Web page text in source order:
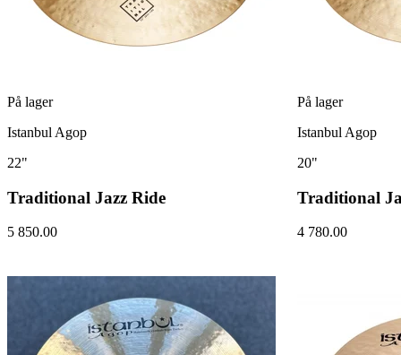
På lager
Istanbul Agop
22"
Traditional Jazz Ride
5 850.00
På lager
Istanbul Agop
20"
Traditional
4 780.00